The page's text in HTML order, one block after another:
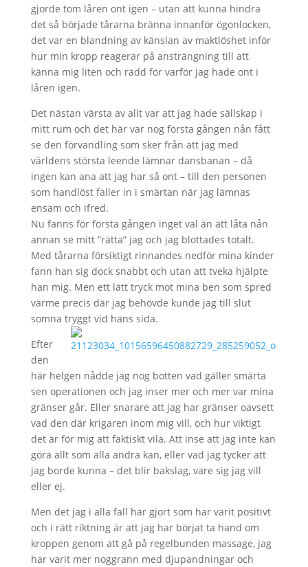
gjorde tom låren ont igen – utan att kunna hindra
det så började tårarna bränna innanför ögonlocken,
det var en blandning av känslan av maktlöshet inför
hur min kropp reagerar på ansträngning till att
känna mig liten och rädd för varför jag hade ont i
låren igen.
Det nästan värsta av allt var att jag hade sällskap i
mitt rum och det här var nog första gången nån fått
se den förvandling som sker från att jag med
världens största leende lämnar dansbanan – då
ingen kan ana att jag har så ont – till den personen
som handlöst faller in i smärtan när jag lämnas
ensam och ifred.
Nu fanns för första gången inget val än att låta nån
annan se mitt ”rätta” jag och jag blottades totalt.
Med tårarna försiktigt rinnandes nedför mina kinder
fann han sig dock snabbt och utan att tveka hjälpte
han mig. Men ett lätt tryck mot mina ben som spred
värme precis där jag behövde kunde jag till slut
somna tryggt vid hans sida.
Efter
den
här helgen nådde jag nog botten vad gäller smärta
sen operationen och jag inser mer och mer var mina
gränser går. Eller snarare att jag har gränser oavsett
vad den där krigaren inom mig vill, och hur viktigt
det är för mig att faktiskt vila. Att inse att jag inte kan
göra allt som alla andra kan, eller vad jag tycker att
jag borde kunna – det blir bakslag, vare sig jag vill
eller ej.
Men det jag i alla fall har gjort som har varit positivt
och i rätt riktning är att jag har börjat ta hand om
kroppen genom att gå på regelbunden massage, jag
har varit mer noggrann med djupandningar och